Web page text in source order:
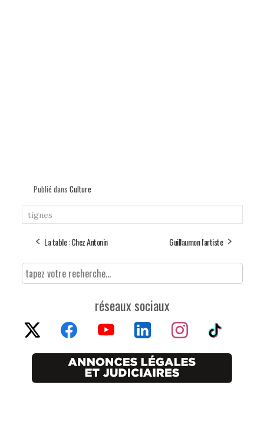
Publié dans Culture
tignes
La table : Chez Antonin Guillaumon l'artiste
réseaux sociaux